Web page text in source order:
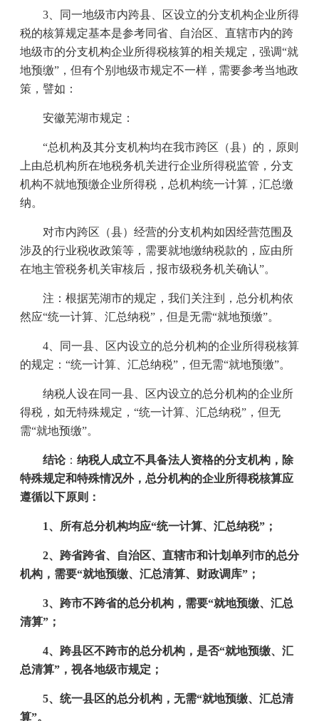
3 、同一地级市内跨县、区设立的分支机构企业所得
税的核算规定基本是参考同省、自治区、直辖市内的跨
地级市的分支机构企业所得税核算的相关规定，强调“就
地预缴”，但有个别地级市规定不一样，需要参考当地政
策，譬如：
安徽芜湖市规定：
“总机构及其分支机构均在我市跨区（县）的，原则
上由总机构所在地税务机关进行企业所得税监管，分支
机构不就地预缴企业所得税，总机构统一计算，汇总缴
纳。
对市内跨区（县）经营的分支机构如因经营范围及
涉及的行业税收政策等，需要就地缴纳税款的，应由所
在地主管税务机关审核后，报市级税务机关确认”。
注：根据芜湖市的规定，我们关注到，总分机构依
然应“统一计算、汇总纳税”，但是无需“就地预缴”。
4 、同一县、区内设立的总分机构的企业所得税核算
的规定：“统一计算、汇总纳税”，但无需“就地预缴”。
纳税人设在同一县、区内设立的总分机构的企业所
得税，如无特殊规定，“统一计算、汇总纳税”，但无
需“就地预缴”。
结论： 纳税人成立不具备法人资格的分支机构，除
特殊规定和特殊情况外，总分机构的企业所得税核算应
遵循以下原则：
1、所有总分机构均应“统一计算、汇总纳税”；
2、跨省跨省、自治区、直辖市和计划单列市的总分
机构，需要“就地预缴、汇总清算、财政调库”；
3、跨市不跨省的总分机构，需要“就地预缴、汇总
清算”；
4、跨县区不跨市的总分机构，是否“就地预缴、汇
总清算”，视各地级市规定；
5、统一县区的总分机构，无需“就地预缴、汇总清
算”。